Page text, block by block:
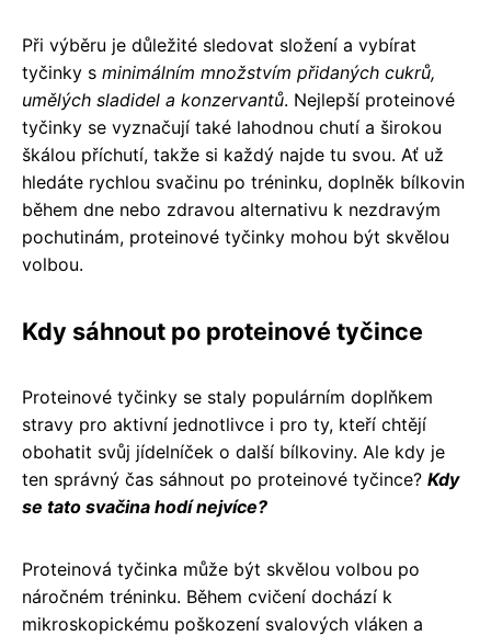
Při výběru je důležité sledovat složení a vybírat
tyčinky s minimálním množstvím přidaných cukrů,
umělých sladidel a konzervantů. Nejlepší proteinové
tyčinky se vyznačují také lahodnou chutí a širokou
škálou příchutí, takže si každý najde tu svou. Ať už
hledáte rychlou svačinu po tréninku, doplněk bílkovin
během dne nebo zdravou alternativu k nezdravým
pochutinám, proteinové tyčinky mohou být skvělou
volbou.
Kdy sáhnout po proteinové tyčince
Proteinové tyčinky se staly populárním doplňkem
stravy pro aktivní jednotlivce i pro ty, kteří chtějí
obohatit svůj jídelníček o další bílkoviny. Ale kdy je
ten správný čas sáhnout po proteinové tyčince? Kdy
se tato svačina hodí nejvíce?
Proteinová tyčinka může být skvělou volbou po
náročném tréninku. Během cvičení dochází k
mikroskopickému poškození svalových vláken a